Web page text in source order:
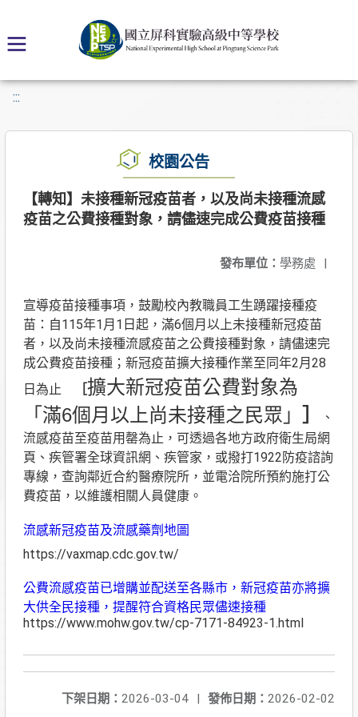
:::
校園公告
【轉知】未接種新冠疫苗者，以及尚未接種流感
疫苗之公費接種對象，請儘速完成公費疫苗接種
發布單位： 學務處 |
宣導疫苗接種事項，鼓勵校內教職員工生踴躍接種疫
苗：自115年1月1日起，滿6個月以上未接種新冠疫苗
者，以及尚未接種流感疫苗之公費接種對象，請儘速完
成公費疫苗接種；新冠疫苗擴大接種作業至同年2月28
日為止
擴大新冠疫苗公費對象為
「滿6個月以上尚未接種之民眾」
、
流感疫苗至疫苗用罄為止，可透過各地方政府衛生局網
頁、疾管署全球資訊網、疾管家，或撥打1922防疫諮詢
專線，查詢鄰近合約醫療院所，並電洽院所預約施打公
費疫苗，以維護相關人員健康。
流感新冠疫苗及流感藥劑地圖
https://vaxmap.cdc.gov.tw/
公費流感疫苗已增購並配送至各縣市，新冠疫苗亦將擴
大供全民接種，提醒符合資格民眾儘速接種
https://www.mohw.gov.tw/cp-7171-84923-1.html
發佈日期： 2026-02-02
下架日期： 2026-03-04 |